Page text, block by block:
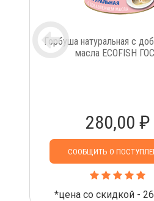
Горбуша натуральная с
масла ECOFISH
280,00 ₽
СООБЩИТЬ О
*цена со скидкой -